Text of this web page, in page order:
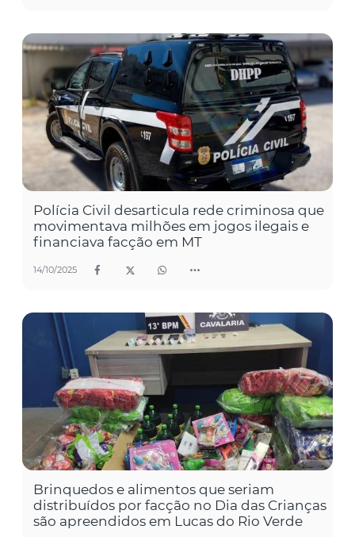
Polícia Civil desarticula rede criminosa que
movimentava milhões em jogos ilegais e
financiava facção em MT
14/10/2025
Brinquedos e alimentos que seriam
distribuídos por facção no Dia das Crianças
são apreendidos em Lucas do Rio Verde